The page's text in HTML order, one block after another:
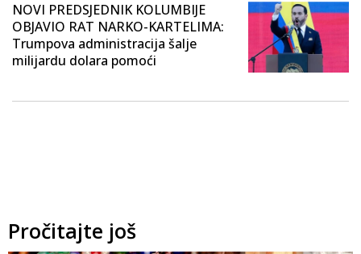
NOVI PREDSJEDNIK KOLUMBIJE
OBJAVIO RAT NARKO-KARTELIMA:
Trumpova administracija šalje
milijardu dolara pomoći
Pročitajte još